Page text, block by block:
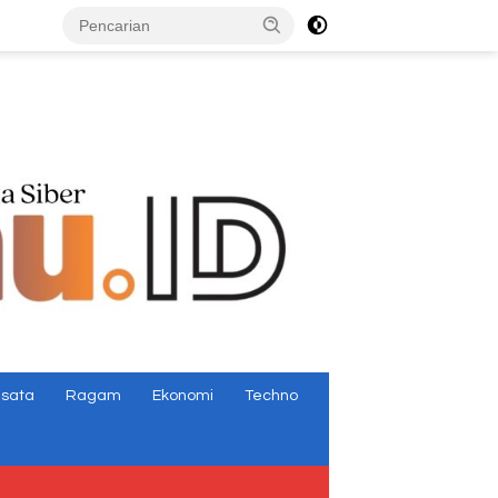
Ragam Ekonomi Techno